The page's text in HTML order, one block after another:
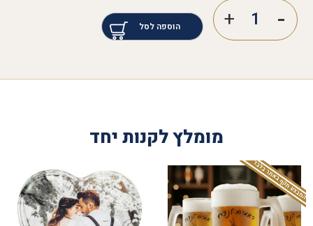
הוספה לסל
מומלץ לקנות יחד
המבצע תקף באתר בלבד